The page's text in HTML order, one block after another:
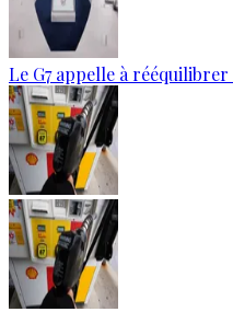
Le G7 appelle à